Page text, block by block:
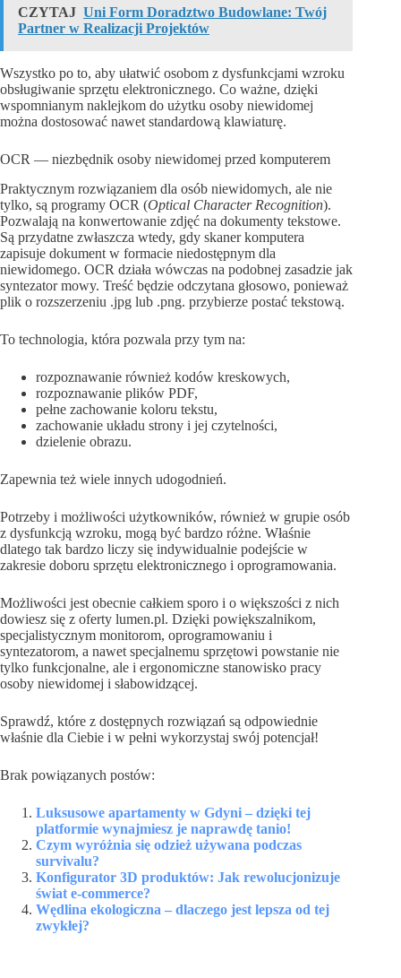
CZYTAJ Uni Form Doradztwo Budowlane: Twój
Partner w Realizacji Projektów
Wszystko po to, aby ułatwić osobom z dysfunkcjami wzroku
obsługiwanie sprzętu elektronicznego. Co ważne, dzięki
wspomnianym naklejkom do użytku osoby niewidomej
można dostosować nawet standardową klawiaturę.
OCR — niezbędnik osoby niewidomej przed komputerem
Praktycznym rozwiązaniem dla osób niewidomych, ale nie
tylko, są programy OCR (Optical Character Recognition).
Pozwalają na konwertowanie zdjęć na dokumenty tekstowe.
Są przydatne zwłaszcza wtedy, gdy skaner komputera
zapisuje dokument w formacie niedostępnym dla
niewidomego. OCR działa wówczas na podobnej zasadzie jak
syntezator mowy. Treść będzie odczytana głosowo, ponieważ
plik o rozszerzeniu .jpg lub .png. przybierze postać tekstową.
To technologia, która pozwala przy tym na:
rozpoznawanie również kodów kreskowych,
rozpoznawanie plików PDF,
pełne zachowanie koloru tekstu,
zachowanie układu strony i jej czytelności,
dzielenie obrazu.
Zapewnia też wiele innych udogodnień.
Potrzeby i możliwości użytkowników, również w grupie osób
z dysfunkcją wzroku, mogą być bardzo różne. Właśnie
dlatego tak bardzo liczy się indywidualnie podejście w
zakresie doboru sprzętu elektronicznego i oprogramowania.
Możliwości jest obecnie całkiem sporo i o większości z nich
dowiesz się z oferty lumen.pl. Dzięki powiększalnikom,
specjalistycznym monitorom, oprogramowaniu i
syntezatorom, a nawet specjalnemu sprzętowi powstanie nie
tylko funkcjonalne, ale i ergonomiczne stanowisko pracy
osoby niewidomej i słabowidzącej.
Sprawdź, które z dostępnych rozwiązań są odpowiednie
właśnie dla Ciebie i w pełni wykorzystaj swój potencjał!
Brak powiązanych postów:
Luksusowe apartamenty w Gdyni – dzięki tej
platformie wynajmiesz je naprawdę tanio!
Czym wyróżnia się odzież używana podczas
survivalu?
Konfigurator 3D produktów: Jak rewolucjonizuje
świat e-commerce?
Wędlina ekologiczna – dlaczego jest lepsza od tej
zwykłej?